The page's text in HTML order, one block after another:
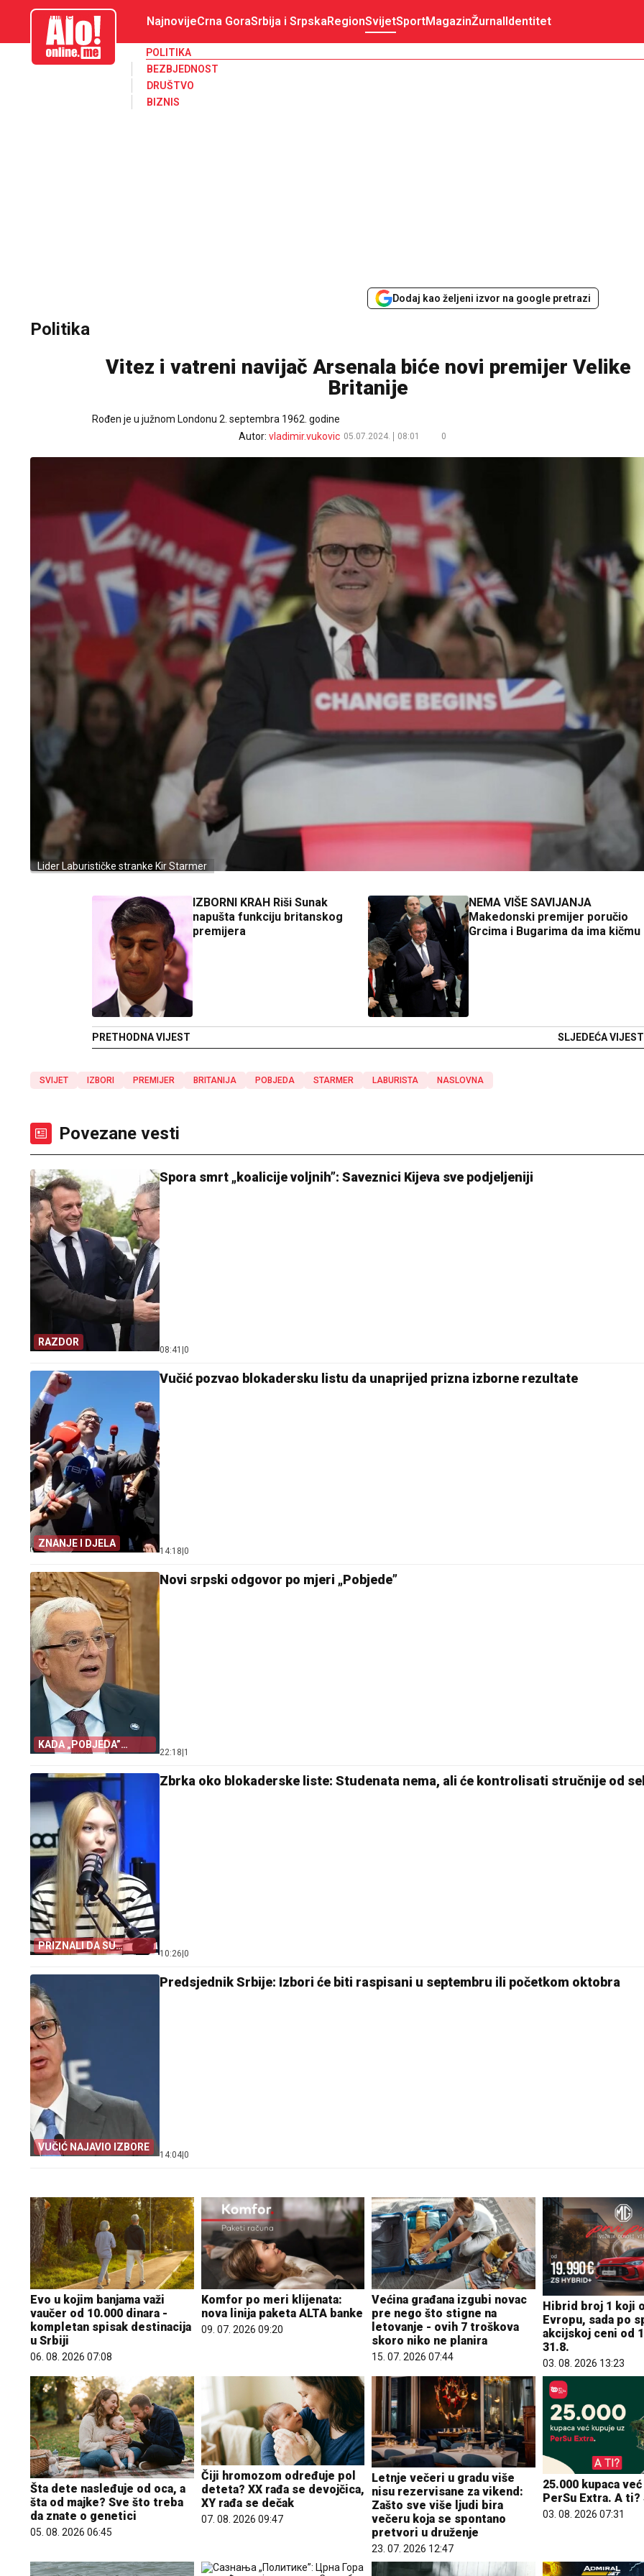
aloonline.me NajnovijeCrna GoraSrbija i SrpskaRegionSvijetSportMagazinŽurnalIdentitet
POLITIKA
BEZBJEDNOST
DRUŠTVO
BIZNIS
Dodaj kao željeni izvor na google pretrazi
Politika
Vitez i vatreni navijač Arsenala biće novi premijer Velike
Britanije
Rođen je u južnom Londonu 2. septembra 1962. godine
Autor: vladimir.vukovic 05.07.2024. 08:01 0
Lider Laburističke stranke Kir Starmer
IZBORNI KRAH Riši Sunak
napušta funkciju britanskog
premijera
PRETHODNA VIJEST
NEMA VIŠE SAVIJANJA
Makedonski premijer poručio
Grcima i Bugarima da ima kičmu
SLJEDEĆA VIJEST
SVIJET IZBORI PREMIJER BRITANIJA POBJEDA STARMER LABURISTA NASLOVNA
Povezane vesti
RAZDOR
Spora smrt „koalicije voljnih”: Saveznici Kijeva sve podjeljeniji
08:41 0
ZNANJE I DJELA
Vučić pozvao blokadersku listu da unaprijed prizna izborne rezultate
14:18 0
KADA „POBJEDA”
POHVALI
Novi srpski odgovor po mjeri „Pobjede”
22:18 1
PRIZNALI DA SU
NESTRUČNI
Zbrka oko blokaderske liste: Studenata nema, ali će kontrolisati stručnije od
10:26 0
VUČIĆ NAJAVIO IZBORE
Predsjednik Srbije: Izbori će biti raspisani u septembru ili početkom oktobra
14:04 0
Evo u kojim banjama važi
vaučer od 10.000 dinara -
kompletan spisak destinacija
u Srbiji
06. 08. 2026 07:08
Komfor po meri klijenata:
nova linija paketa ALTA banke
09. 07. 2026 09:20
Većina građana izgubi novac
pre nego što stigne na
letovanje - ovih 7 troškova
skoro niko ne planira
15. 07. 2026 07:44
Hibrid broj 1 koji
Evropu, sada po
akcijskoj ceni od
31.8.
03. 08. 2026 13:23
Šta dete nasleđuje od oca, a
šta od majke? Sve što treba
da znate o genetici
05. 08. 2026 06:45
Čiji hromozom određuje pol
deteta? XX rađa se devojčica,
XY rađa se dečak
07. 08. 2026 09:47
Letnje večeri u gradu više
nisu rezervisane za vikend:
Zašto sve više ljudi bira
večeru koja se spontano
pretvori u druženje
23. 07. 2026 12:47
25.000 kupaca
PerSu Extra. A ti?
03. 08. 2026 07:31